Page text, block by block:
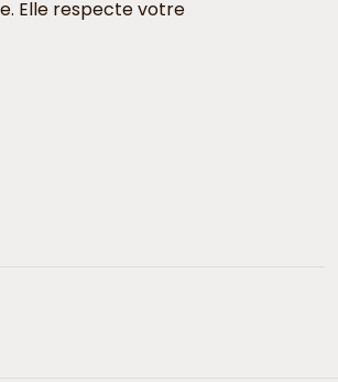
Elle respecte votre